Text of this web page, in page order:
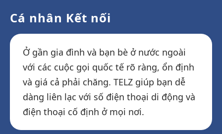
Cá nhân Kết nối
Ở gần gia đình và bạn bè ở nước ngoài
với các cuộc gọi quốc tế rõ ràng, ổn định
và giá cả phải chăng. TELZ giúp bạn dễ
dàng liên lạc với số điện thoại di động và
điện thoại cố định ở mọi nơi.